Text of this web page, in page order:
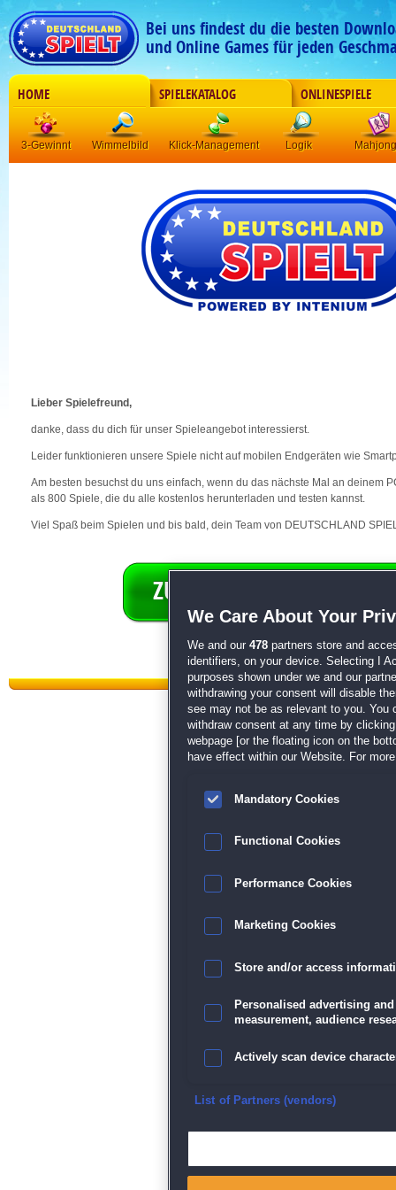
Bei uns findest du die besten
und Online Games für jeden
HOME SPIELEKATALOG ONLINESPIELE
3-Gewinnt Wimmelbild Klick-Management Logik Mahjong
Lieber Spielefreund,
danke, dass du dich für unser Spieleangebot interessierst.
Leider funktionieren unsere Spiele nicht auf mobilen Endgeräten wie
Am besten besuchst du uns einfach, wenn du das nächste Mal an deinem
als 800 Spiele, die du alle kostenlos herunterladen und testen kannst.
Viel Spaß beim Spielen und bis bald, dein Team von DEUTSCHLAND
Datenschutz| AGB|Impressum
We Care About Your
We and our 478 partners store and
identifiers, on your device. Selecting I
purposes shown under we and our
withdrawing your consent will disable
see may not be as relevant to you. You
withdraw consent at any time by
webpage [or the floating icon on the
have effect within our Website. For
Mandatory Cookies
Functional Cookies
Performance Cookies
Marketing Cookies
Store and/or access
Personalised advertising
measurement, audience
Actively scan device
Ensure security, prevent
List of Partners (vendors)